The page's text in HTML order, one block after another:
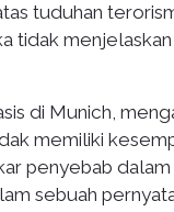
tuduhan
tidak
di Munich,
memiliki
penyebab
sebuah